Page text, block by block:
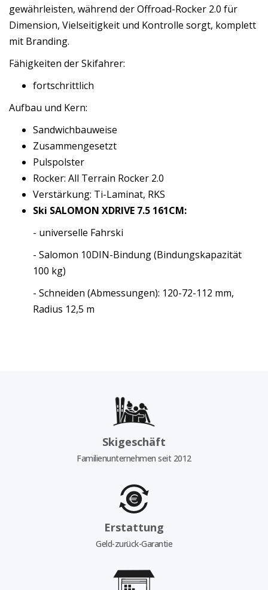
gewährleisten, während der Offroad-Rocker 2.0 für
Dimension, Vielseitigkeit und Kontrolle sorgt, komplett
mit Branding.
Fähigkeiten der Skifahrer:
fortschrittlich
Aufbau und Kern:
Sandwichbauweise
Zusammengesetzt
Pulspolster
Rocker: All Terrain Rocker 2.0
Verstärkung: Ti-Laminat, RKS
Ski SALOMON XDRIVE 7.5 161CM:
- universelle Fahrski
- Salomon 10DIN-Bindung (Bindungskapazität
100 kg)
- Schneiden (Abmessungen): 120-72-112 mm,
Radius 12,5 m
Skigeschäft
Familienunternehmen seit 2012
Erstattung
Geld-zurück-Garantie